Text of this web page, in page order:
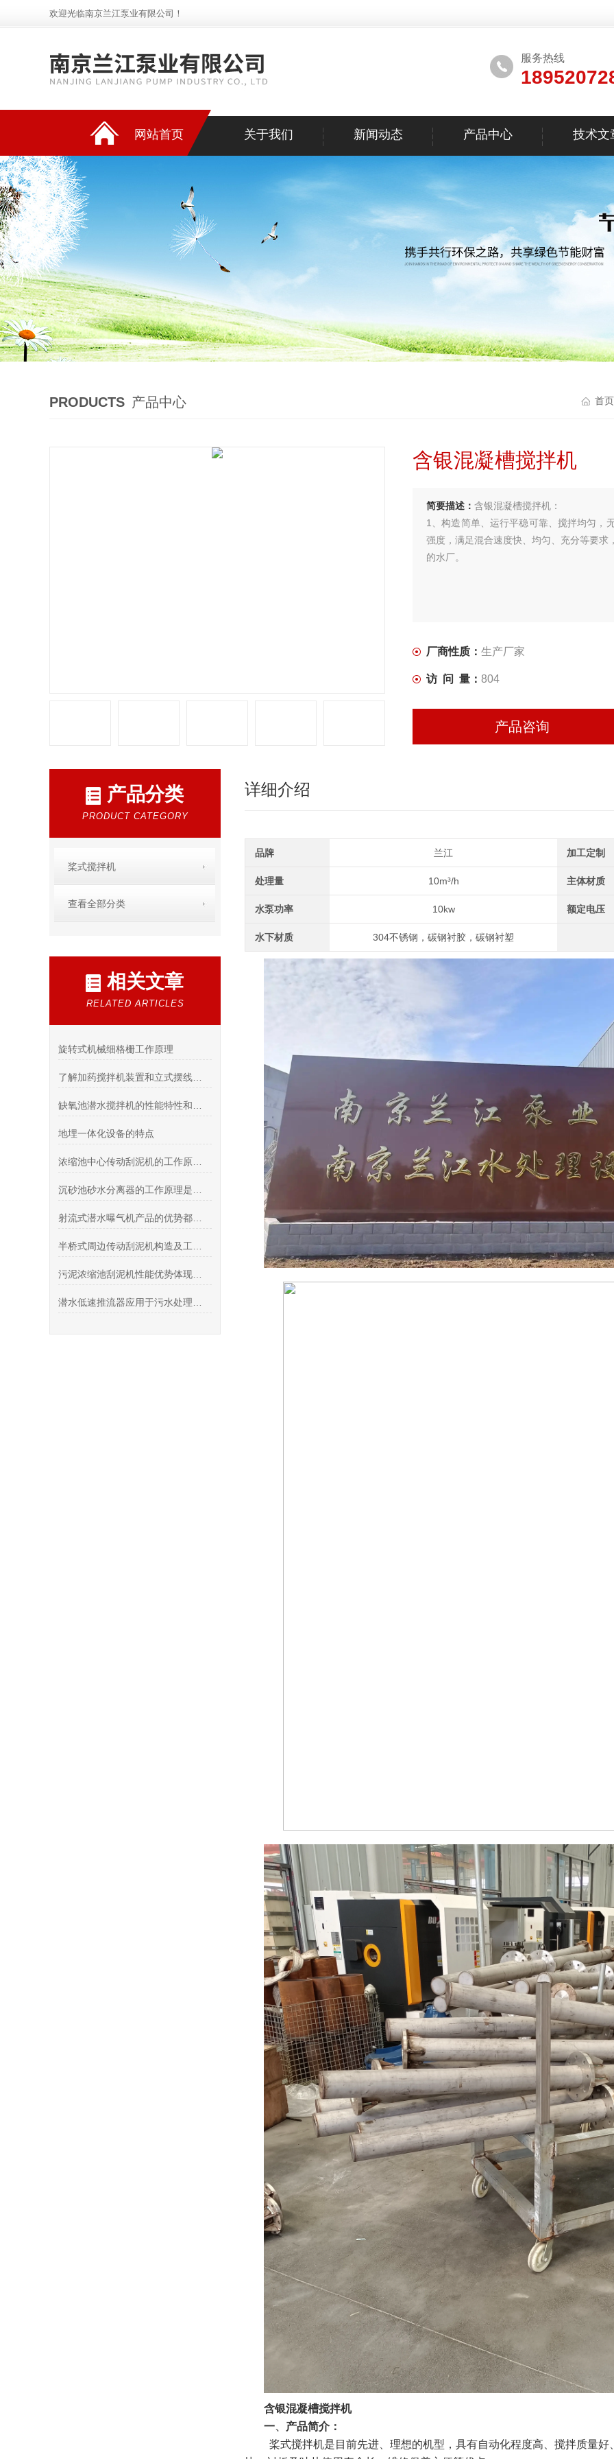
欢迎光临南京兰江泵业有限公司！
服务热线
网站首页 关于我们 新闻动态 产品中心 技术文
PRODUCTS 产品中心 首
含银混凝槽搅拌机
简要描述： 含银混凝槽搅拌机：
1、构造简单、运行平稳可靠、搅拌均匀，
强度，满足混合速度快、均匀、充分等要
的水厂。
厂商性质： 生产厂家
访 问 量： 804
产品咨询
产品分类
PRODUCT CATEGORY
桨式搅拌机
查看全部分类
相关文章
RELATED ARTICLES
旋转式机械细格栅工作原理
地埋一体化设备的特点
详细介绍
品牌 兰江 加工定制
处理量 10m³/h 主体材质
水泵功率 10kw 额定电压
水下材质 304不锈钢，碳钢衬胶，碳钢衬塑
含银混凝槽搅拌机
一、 产品简介：
桨式搅拌机是目前先进、理想的机型，具有自动化程度高、搅拌质量